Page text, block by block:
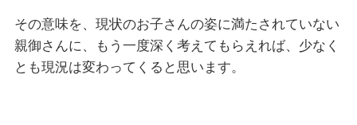
その意味を、現状のお子さんの姿に満たされていない
親御さんに、もう一度深く考えてもらえれば、少なく
とも現況は変わってくると思います。